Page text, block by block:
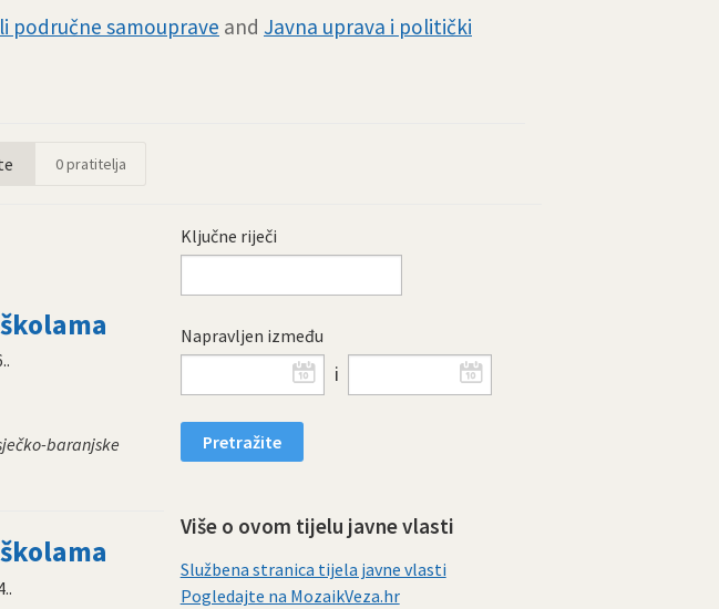
područne samouprave and Javna uprava i politički
0pratitelja
.
baranjske
.
Ključne riječi
Napravljen između
i
Više o ovom tijelu javne vlasti
Službena stranica tijela javne vlasti
Pogledajte na MozaikVeza.hr